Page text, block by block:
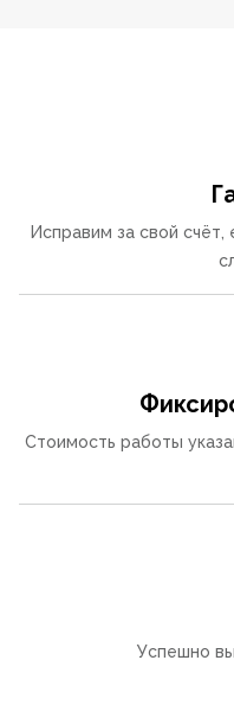
Исправим за свой счёт,
Стоимость работы
Успешно